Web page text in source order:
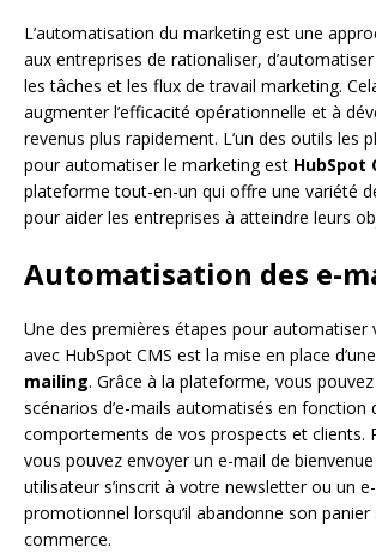
L’automatisation du marketing est une
aux entreprises de rationaliser,
les tâches et les flux de travail marketing.
augmenter l’efficacité opérationnelle et à
revenus plus rapidement. L’un des outils les
pour automatiser le marketing est HubSpot
plateforme tout-en-un qui offre une variété
pour aider les entreprises à atteindre leurs
Automatisation des e-
Une des premières étapes pour automatiser
avec HubSpot CMS est la mise en place
mailing. Grâce à la plateforme, vous
scénarios d’e-mails automatisés en fonction
comportements de vos prospects et clients.
vous pouvez envoyer un e-mail de bienvenue
utilisateur s’inscrit à votre newsletter ou un
promotionnel lorsqu’il abandonne son
commerce.